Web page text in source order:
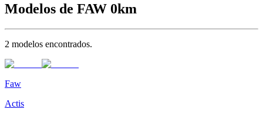
Modelos de FAW 0km
2 modelos encontrados.
Faw
Actis